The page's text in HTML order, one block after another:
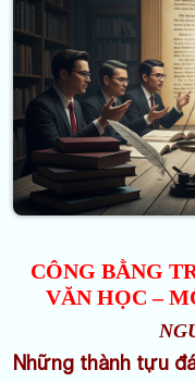
CÔNG BẰNG
VĂN HỌC –
Những thành tựu